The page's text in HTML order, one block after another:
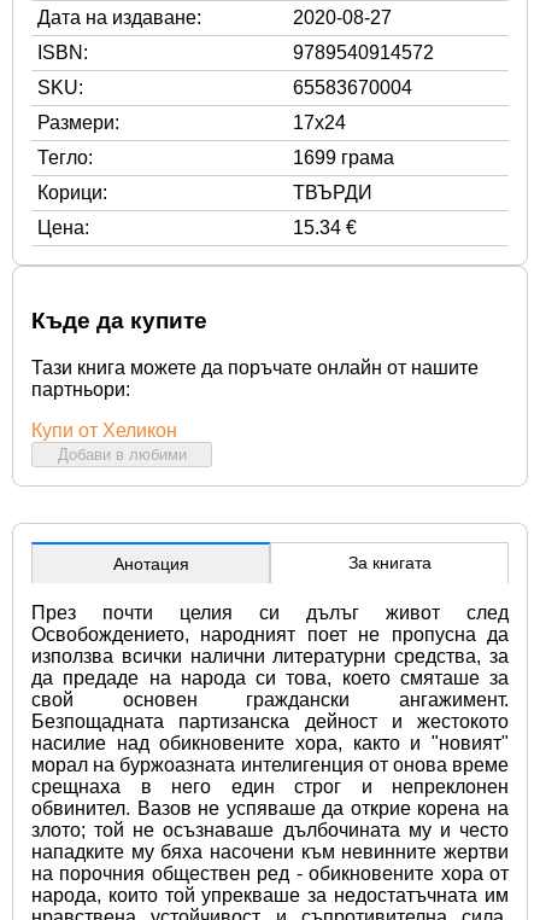
Дата на издаване:
2020-08-27
ISBN:
9789540914572
SKU:
65583670004
Размери:
17x24
Тегло:
1699 грама
Корици:
ТВЪРДИ
Цена:
15.34 €
Къде да купите
Тази книга можете да поръчате онлайн от нашите
партньори:
Купи от Хеликон
Добави в любими
Анотация За книгата
През почти целия си дълъг живот след
Освобождението, народният поет не пропусна да
използва всички налични литературни средства, за
да предаде на народа си това, което смяташе за
свой основен граждански ангажимент.
Безпощадната партизанска дейност и жестокото
насилие над обикновените хора, както и "новият"
морал на буржоазната интелигенция от онова време
срещнаха в него един строг и непреклонен
обвинител. Вазов не успяваше да открие корена на
злото; той не осъзнаваше дълбочината му и често
нападките му бяха насочени към невинните жертви
на порочния обществен ред - обикновените хора от
народа, които той упрекваше за недостатъчната им